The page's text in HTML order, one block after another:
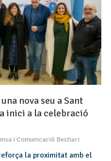
nova seu a Sant
inici a la celebració
i Comunicació Bestiari
la proximitat amb el